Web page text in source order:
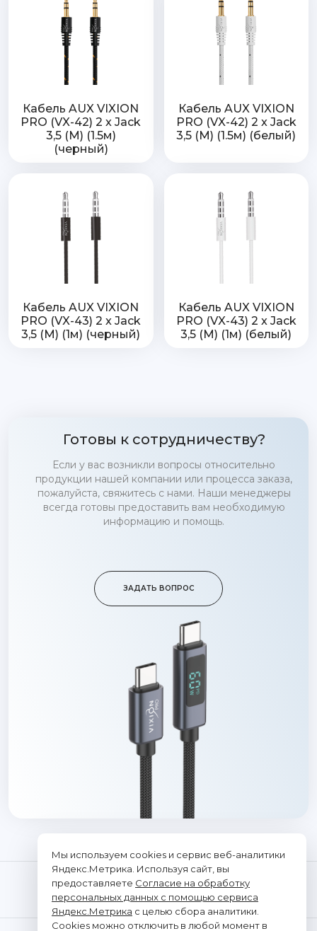
Кабель AUX VIXION
PRO (VX-42) 2 x Jack
3,5 (M) (1.5м)
(черный)
Кабель AUX VIXION
PRO (VX-42) 2 x Jack
3,5 (M) (1.5м) (белый)
Кабель AUX VIXION
PRO (VX-43) 2 x Jack
3,5 (M) (1м) (черный)
Кабель AUX VIXION
PRO (VX-43) 2 x Jack
3,5 (M) (1м) (белый)
Готовы к сотрудничеству?
Если у вас возникли вопросы относительно
продукции нашей компании или процесса заказа,
пожалуйста, свяжитесь с нами. Наши менеджеры
всегда готовы предоставить вам необходимую
информацию и помощь.
ЗАДАТЬ ВОПРОС
Мы используем cookies и сервис веб-аналитики
Яндекс.Метрика. Используя сайт, вы
предоставляете Согласие на обработку
персональных данных с помощью сервиса
Яндекс.Метрика с целью сбора аналитики.
Cookies можно отключить в любой момент в